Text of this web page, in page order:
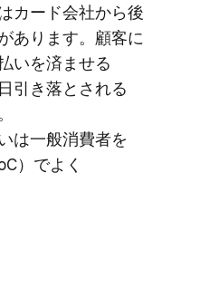
カード会社から​後​
あります。​顧客に​
いを​済ませる​
引き落とされる​
は​一般消費者を​
）で​よく​